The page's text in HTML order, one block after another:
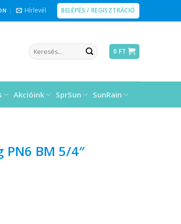
Hírlevél BELÉPÉS / REGISZTRÁCIÓ
Keresés
a
0 FT
Akcióink SprSun SunRain
PN6 BM 5/4″